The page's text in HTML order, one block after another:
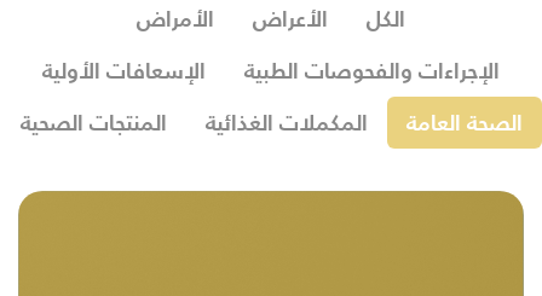
الكل الأعراض
الأمراض
الإجراءات والفحوصات الطبية
الإسعافات الأولية
الصحة العامة
المكملات الغذائية المنتجات الصحية